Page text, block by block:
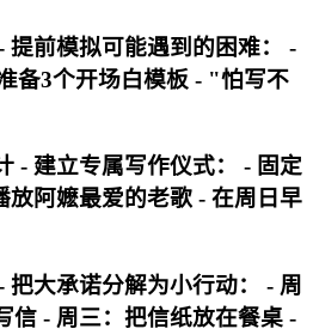
提前模拟可能遇到的困难： -
备3个开场白模板 - "怕写不
- 建立专属写作仪式： - 固定
放阿嬷最爱的老歌 - 在周日早
把大承诺分解为小行动： - 周
信 - 周三：把信纸放在餐桌 -